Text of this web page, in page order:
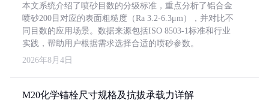
本文系统介绍了喷砂目数的分级标准，重点分析了铝合金
喷砂200目对应的表面粗糙度（Ra 3.2-6.3μm），并对比不
同目数的应用场景。数据来源包括ISO 8503-1标准和行业
实践，帮助用户根据需求选择合适的喷砂参数。
2026年8月4日
M20化学锚栓尺寸规格及抗拔承载力详解